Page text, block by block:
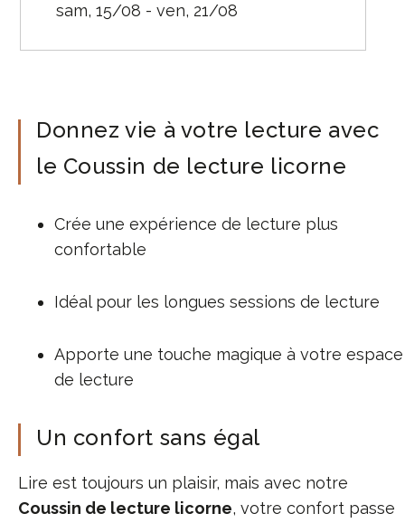
sam, 15/08 - ven, 21/08
Donnez vie à votre lecture avec
le Coussin de lecture licorne
Crée une expérience de lecture plus
confortable
Idéal pour les longues sessions de lecture
Apporte une touche magique à votre espace
de lecture
Un confort sans égal
Lire est toujours un plaisir, mais avec notre
Coussin de lecture licorne, votre confort passe